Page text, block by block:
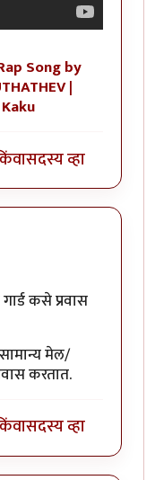
Song by
|
सदस्य व्हा
कसे प्रवास
मेल/
करतात.
सदस्य व्हा